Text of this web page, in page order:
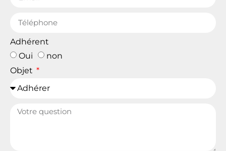
Adhérent
Oui
non
Objet